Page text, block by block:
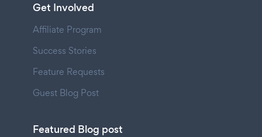
Get Involved
Affiliate Program
Success Stories
Feature Requests
Guest Blog Post
Featured Blog post